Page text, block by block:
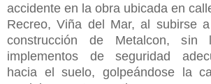
accidente en la obra ubicada en
Recreo, Viña del Mar, al subirse
construcción de Metalcon, sin
implementos de seguridad
hacia el suelo, golpeándose la